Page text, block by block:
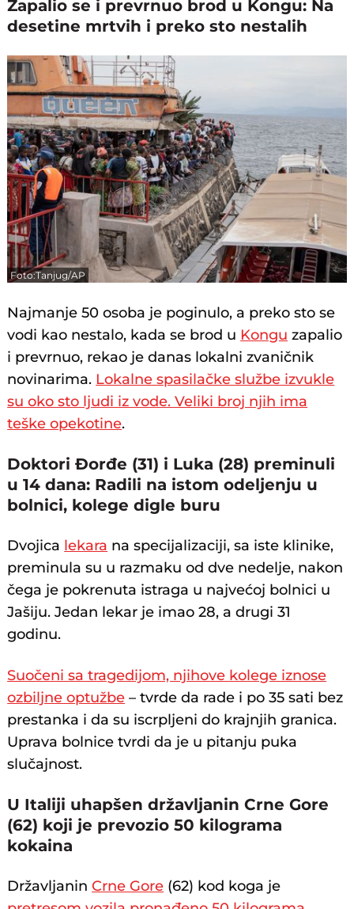
Zapalio se i prevrnuo brod u Kongu: Na
desetine mrtvih i preko sto nestalih
Foto:Tanjug/AP
Najmanje 50 osoba je poginulo, a preko sto se
vodi kao nestalo, kada se brod u Kongu zapalio
i prevrnuo, rekao je danas lokalni zvaničnik
novinarima. Lokalne spasilačke službe izvukle
su oko sto ljudi iz vode. Veliki broj njih ima
teške opekotine.
Doktori Đorđe (31) i Luka (28) preminuli
u 14 dana: Radili na istom odeljenju u
bolnici, kolege digle buru
Dvojica lekara na specijalizaciji, sa iste klinike,
preminula su u razmaku od dve nedelje, nakon
čega je pokrenuta istraga u najvećoj bolnici u
Jašiju. Jedan lekar je imao 28, a drugi 31
godinu.
Suočeni sa tragedijom, njihove kolege iznose
ozbiljne optužbe – tvrde da rade i po 35 sati bez
prestanka i da su iscrpljeni do krajnjih granica.
Uprava bolnice tvrdi da je u pitanju puka
slučajnost.
U Italiji uhapšen državljanin Crne Gore
(62) koji je prevozio 50 kilograma
kokaina
DržavljaninCrne Gore (62) kod koga je